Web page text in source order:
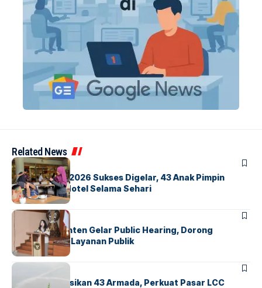
Related News
BERITAINDEX
GM For A Day 2026 Sukses Digelar, 43 Anak Pimpin
Operasional Hotel Selama Sehari
BANDARA BERITA
Karantina Banten Gelar Public Hearing, Dorong
Transparansi Layanan Publik
BANDARA
Citilink Operasikan 43 Armada, Perkuat Pasar LCC